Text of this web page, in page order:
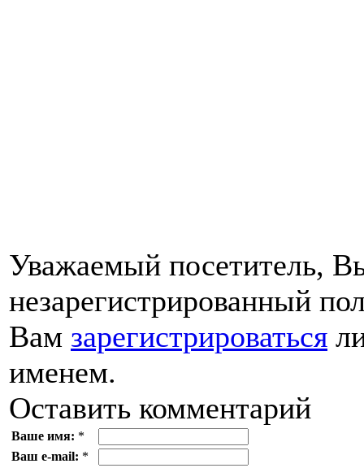
Уважаемый посетитель,
незарегистрированный
Вам зарегистрироваться
именем.
Оставить комментарий
Ваше имя: *
Ваш e-mail: *